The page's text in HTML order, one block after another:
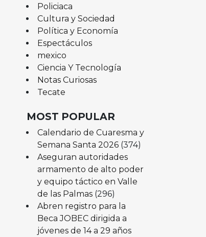
Policiaca
Cultura y Sociedad
Política y Economía
Espectáculos
mexico
Ciencia Y Tecnología
Notas Curiosas
Tecate
MOST POPULAR
Calendario de Cuaresma y
Semana Santa 2026 (374)
Aseguran autoridades
armamento de alto poder
y equipo táctico en Valle
de las Palmas (296)
Abren registro para la
Beca JOBEC dirigida a
jóvenes de 14 a 29 años